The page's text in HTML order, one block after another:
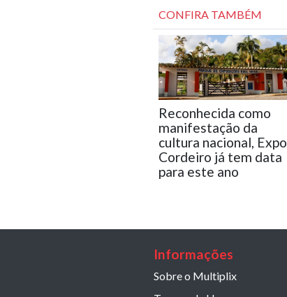
CONFIRA TAMBÉM
Reconhecida como
manifestação da
cultura nacional, Expo
Cordeiro já tem data
para este ano
Informações
Sobre o Multiplix